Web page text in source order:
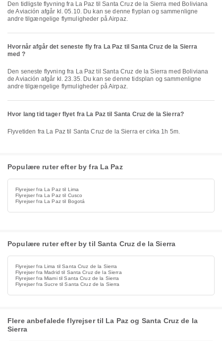
Den tidligste flyvning fra La Paz til Santa Cruz de la Sierra med Boliviana
de Aviación afgår kl. 05.10. Du kan se denne flyplan og sammenligne
andre tilgængelige flymuligheder på Airpaz.
Hvornår afgår det seneste fly fra La Paz til Santa Cruz de la Sierra
med ?
Den seneste flyvning fra La Paz til Santa Cruz de la Sierra med Boliviana
de Aviación afgår kl. 23.35. Du kan se denne tidsplan og sammenligne
andre tilgængelige flymuligheder på Airpaz.
Hvor lang tid tager flyet fra La Paz til Santa Cruz de la Sierra?
Flyvetiden fra La Paz til Santa Cruz de la Sierra er cirka 1h 5m.
Populære ruter efter by fra La Paz
Flyrejser fra La Paz til Lima
Flyrejser fra La Paz til Cusco
Flyrejser fra La Paz til Bogotá
Populære ruter efter by til Santa Cruz de la Sierra
Flyrejser fra Lima til Santa Cruz de la Sierra
Flyrejser fra Madrid til Santa Cruz de la Sierra
Flyrejser fra Miami til Santa Cruz de la Sierra
Flyrejser fra Sucre til Santa Cruz de la Sierra
Flere anbefalede flyrejser til La Paz og Santa Cruz de la
Sierra